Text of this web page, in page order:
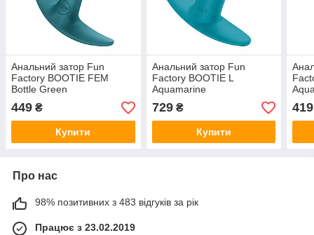
Анальний затор Fun
Factory BOOTIE FEM
Bottle Green
449 ₴
Купити
Анальний затор Fun
Factory BOOTIE L
Aquamarine
729₴
Купити
см
419
Про нас
98% позитивних з 483 відгуків за рік
Працює з 23.02.2019